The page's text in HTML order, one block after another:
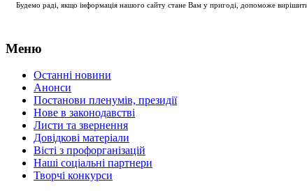
Будемо раді, якщо інформація нашого сайту стане Вам у пригоді, допоможе
Меню
Останні новини
Анонси
Постанови пленумів, президії
Нове в законодавстві
Листи та звернення
Довідкові матеріали
Вісті з профорганізацій
Наші соціальні партнери
Творчі конкурси